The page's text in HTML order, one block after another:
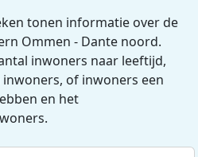
tonen informatie over de
Ommen - Dante noord.
inwoners naar leeftijd,
of inwoners een
en het